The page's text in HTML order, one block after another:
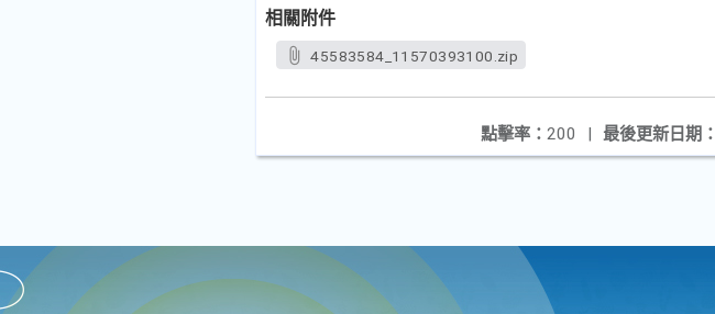
相關附件
45583584_11570393100.zip
最後更新日期：
點擊率： 200 |